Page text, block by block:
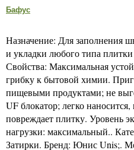
Бафус
Назначение: Для заполнения
и укладки любого типа
Свойства: Максимальная
грибку к бытовой химии.
пищевыми продуктами; не
UF блокатор; легко
повреждает плитку. Уровень
нагрузки: максимальный..
Затирки. Бренд: Юнис Unis;.